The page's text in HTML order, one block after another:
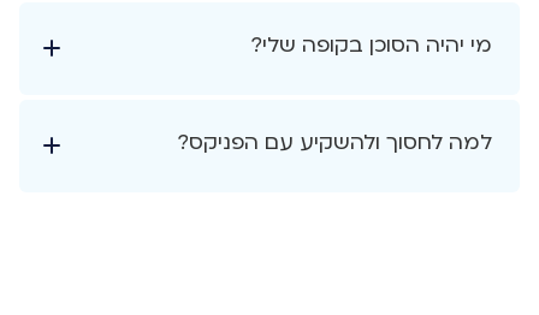
מי יהיה הסוכן בקופה שלי?
למה לחסוך ולהשקיע עם הפניקס?